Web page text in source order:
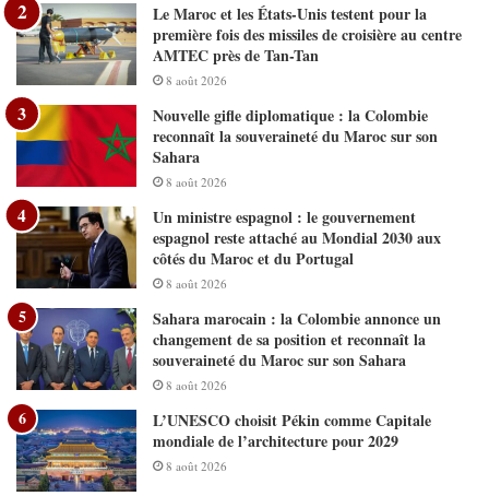
Le Maroc et les États-Unis testent pour la
première fois des missiles de croisière au centre
AMTEC près de Tan-Tan
8 août 2026
Nouvelle gifle diplomatique : la Colombie
reconnaît la souveraineté du Maroc sur son
Sahara
8 août 2026
Un ministre espagnol : le gouvernement
espagnol reste attaché au Mondial 2030 aux
côtés du Maroc et du Portugal
8 août 2026
Sahara marocain : la Colombie annonce un
changement de sa position et reconnaît la
souveraineté du Maroc sur son Sahara
8 août 2026
L’UNESCO choisit Pékin comme Capitale
mondiale de l’architecture pour 2029
8 août 2026